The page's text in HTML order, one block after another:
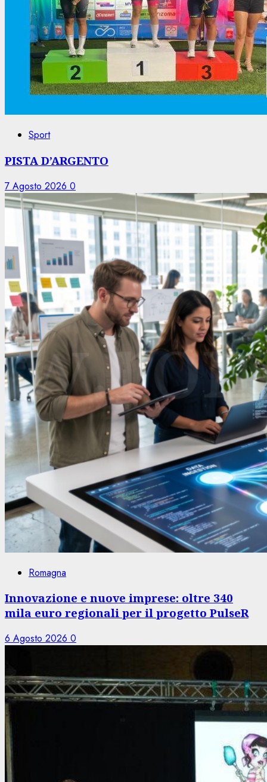
Sport
PISTA D’ARGENTO
7 Agosto 2026 0
Romagna
Innovazione e nuove imprese: oltre 340
mila euro regionali per il progetto PulseR
6 Agosto 2026 0